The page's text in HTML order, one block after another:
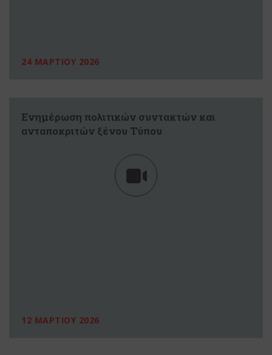
24 ΜΑΡΤΙΟΥ 2026
Ενημέρωση πολιτικών συντακτών και
ανταποκριτών ξένου Τύπου
12 ΜΑΡΤΙΟΥ 2026